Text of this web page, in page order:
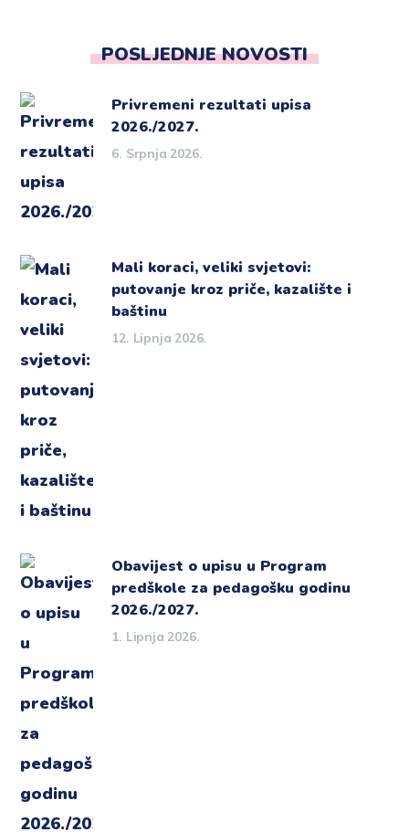
POSLJEDNJE NOVOSTI
Privremeni rezultati upisa
2026./2027.
6. Srpnja 2026.
Mali koraci, veliki svjetovi:
putovanje kroz priče, kazalište i
baštinu
12. Lipnja 2026.
Obavijest o upisu u Program
predškole za pedagošku godinu
2026./2027.
1. Lipnja 2026.